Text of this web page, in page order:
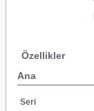
Özellikler
Ana
Seri